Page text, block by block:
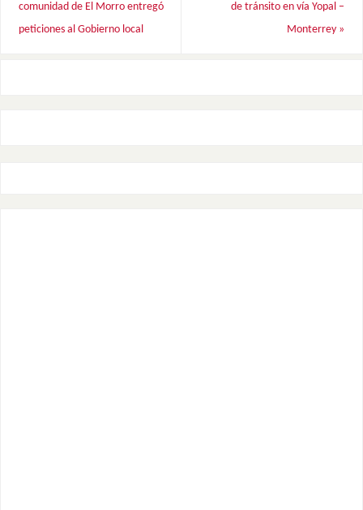
comunidad de El Morro entregó
peticiones al Gobierno local
de tránsito en vía Yopal –
Monterrey »